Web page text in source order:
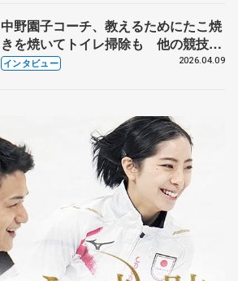
中野園子コーチ、教えるためにたこ焼
きを焼いてトイレ掃除も 他の競技に
も通用するという坂本花織の筋肉
インタビュー 2026.04.09